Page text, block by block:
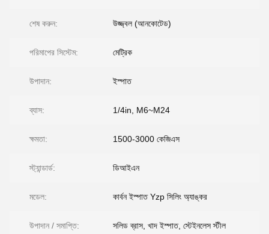
শেষ করুন: উজ্জ্বল (আনকোটেড)
পরিমাপের সিস্টেম: মেট্রিক
উপাদান: ইস্পাত
ব্যাস: 1/4in, M6~M24
ক্ষমতা: 1500-3000 কেজিএস
স্ট্যান্ডার্ড: ডিআইএন
মডেল: কার্বন ইস্পাত Yzp সিলিং অ্যাঙ্কর
উপাদান / সমাপ্তি: সলিড ব্রাস, খাদ ইস্পাত, স্টেইনলেস স্টীল